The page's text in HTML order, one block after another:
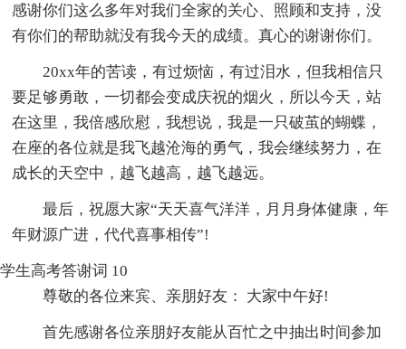
感谢你们这么多年对我们全家的关心、照顾和支持，没
有你们的帮助就没有我今天的成绩。真心的谢谢你们。
20xx年的苦读，有过烦恼，有过泪水，但我相信只
要足够勇敢，一切都会变成庆祝的烟火，所以今天，站
在这里，我倍感欣慰，我想说，我是一只破茧的蝴蝶，
在座的各位就是我飞越沧海的勇气，我会继续努力，在
成长的天空中，越飞越高，越飞越远。
最后，祝愿大家“天天喜气洋洋，月月身体健康，年
年财源广进，代代喜事相传”!
学生高考答谢词 10
尊敬的各位来宾、亲朋好友： 大家中午好!
首先感谢各位亲朋好友能从百忙之中抽出时间参加